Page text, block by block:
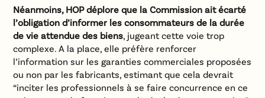
Néanmoins, HOP déplore que la Commission ait écarté
l’obligation d’informer les consommateurs de la durée
de vie attendue des biens, jugeant cette voie trop
complexe. A la place, elle préfère renforcer
l’information sur les garanties commerciales proposées
ou non par les fabricants, estimant que cela devrait
“inciter les professionnels à se faire concurrence en ce